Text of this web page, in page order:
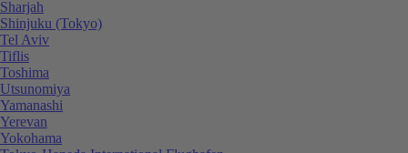
Sharjah
Shinjuku (Tokyo)
Tel Aviv
Tiflis
Toshima
Utsunomiya
Yamanashi
Yerevan
Yokohama